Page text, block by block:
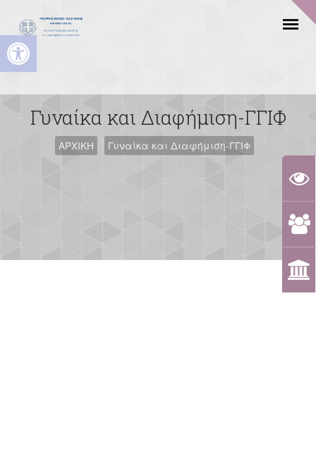
Ανοίξτε τη γραμμή εργαλείων
Γυναίκα και Διαφήμιση-ΓΓΙΦ
ΑΡΧΙΚΗ Γυναίκα και Διαφήμιση-ΓΓΙΦ